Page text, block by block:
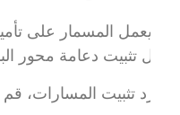
تثبيت المسارات، قم